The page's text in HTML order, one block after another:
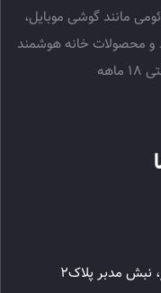
مانند گوشی موبایل،
و محصولات خانه هوشمند
نبش مدبر پلاک۲